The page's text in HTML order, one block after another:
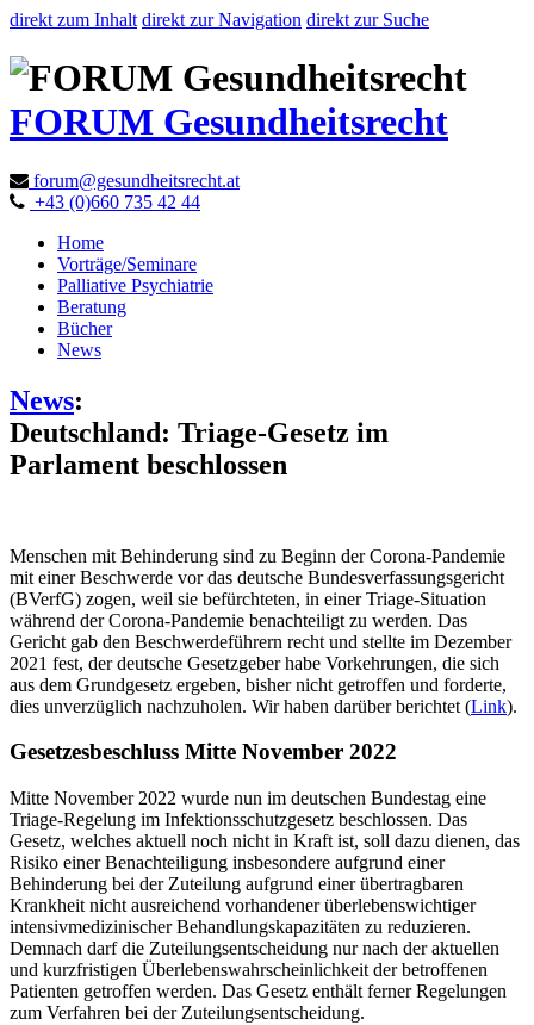
direkt zum Inhalt direkt zur Navigation direkt zur Suche
FORUM Gesundheitsrecht
forum@gesundheitsrecht.at
+43 (0)660 735 42 44
Home
Vorträge/Seminare
Palliative Psychiatrie
Beratung
Bücher
News
News:
Deutschland: Triage-Gesetz im
Parlament beschlossen
Menschen mit Behinderung sind zu Beginn der Corona-Pandemie
mit einer Beschwerde vor das deutsche Bundesverfassungsgericht
(BVerfG) zogen, weil sie befürchteten, in einer Triage-Situation
während der Corona-Pandemie benachteiligt zu werden. Das
Gericht gab den Beschwerdeführern recht und stellte im Dezember
2021 fest, der deutsche Gesetzgeber habe Vorkehrungen, die sich
aus dem Grundgesetz ergeben, bisher nicht getroffen und forderte,
dies unverzüglich nachzuholen. Wir haben darüber berichtet (Link).
Gesetzesbeschluss Mitte November 2022
Mitte November 2022 wurde nun im deutschen Bundestag eine
Triage-Regelung im Infektionsschutzgesetz beschlossen. Das
Gesetz, welches aktuell noch nicht in Kraft ist, soll dazu dienen, das
Risiko einer Benachteiligung insbesondere aufgrund einer
Behinderung bei der Zuteilung aufgrund einer übertragbaren
Krankheit nicht ausreichend vorhandener überlebenswichtiger
intensivmedizinischer Behandlungskapazitäten zu reduzieren.
Demnach darf die Zuteilungsentscheidung nur nach der aktuellen
und kurzfristigen Überlebenswahrscheinlichkeit der betroffenen
Patienten getroffen werden. Das Gesetz enthält ferner Regelungen
zum Verfahren bei der Zuteilungsentscheidung.